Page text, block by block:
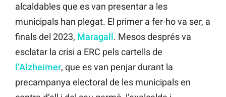
alcaldables que es van presentar a les
municipals han plegat. El primer a fer-ho va ser, a
finals del 2023, Maragall. Mesos després va
esclatar la crisi a ERC pels cartells de
l’Alzheimer, que es van penjar durant la
precampanya electoral de les municipals en